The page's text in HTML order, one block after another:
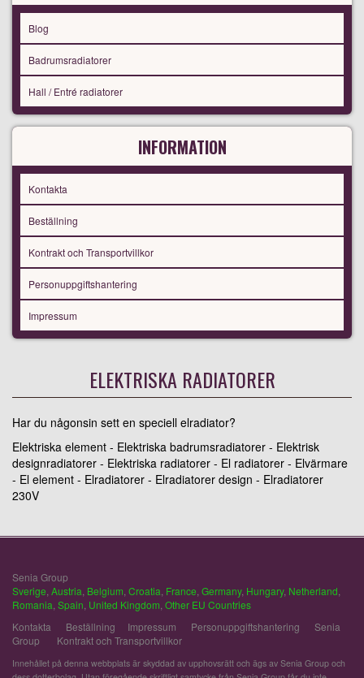
Blog
Badrumsradiatorer
Hall / Entré radiatorer
INFORMATION
Kontakta
Beställning
Kontrakt och Transportvillkor
Personuppgiftshantering
Impressum
ELEKTRISKA RADIATORER
Har du någonsin sett en speciell elradiator?
Elektriska element - Elektriska badrumsradiatorer - Elektrisk
designradiatorer - Elektriska radiatorer - El radiatorer - Elvärmare
- El element - Elradiatorer - Elradiatorer design - Elradiatorer
230V
Senia Group
Sverige Austria Belgium Croatia France Germany, Hungary, Netherland
Romania Spain United Kingdom Other EU Countries
Kontakta
Beställning Impressum Personuppgiftshantering
Senia
Group
Kontrakt och Transportvillkor
Innehållet på denna webbplats är skyddad av upphovsrätt och ägs av Senia Group och